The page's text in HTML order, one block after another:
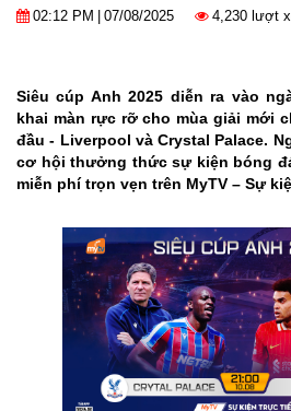
02:12 PM 07/08/2025 4,230 lượt
Siêu cúp Anh 2025 diễn ra vào
khai màn rực rỡ cho mùa giải mới
đầu - Liverpool và Crystal Palace.
cơ hội thưởng thức sự kiện bóng
miễn phí trọn vẹn trên MyTV – Sự